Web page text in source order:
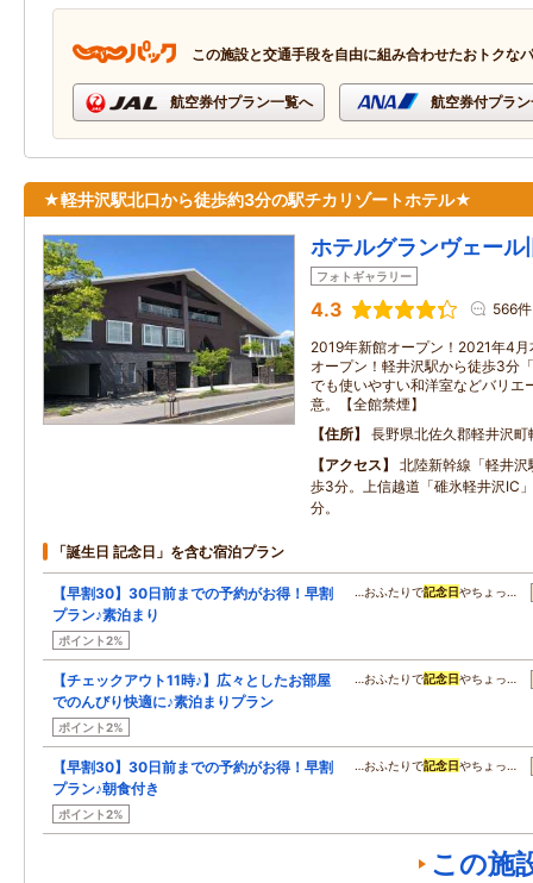
この施設と交通手段を自由に組み合わせたおトクな
航空券付プラン一覧へ 航空券付プラ
★軽井沢駅北口から徒歩約3分の駅チカリゾートホテル★
ホテルグランヴェール
フォトギャラリー
4.3 566件
2019年新館オープン！2021年4
オープン！軽井沢駅から徒歩3分
でも使いやすい和洋室などバリエ
意。【全館禁煙】
住所
長野県北佐久郡軽井沢
アクセス
北陸新幹線「軽井
歩3分。上信越道「碓氷軽井沢IC
分。
「誕生日 記念日」を含む宿泊プラン
【早割30】30日前までの予約がお得！早割
プラン♪素泊まり
ポイント2%
…おふたりで記念日やちょっ…
【チェックアウト11時♪】広々としたお部屋
でのんびり快適に♪素泊まりプラン
ポイント2%
…おふたりで記念日やちょっ…
【早割30】30日前までの予約がお得！早割
プラン♪朝食付き
ポイント2%
…おふたりで記念日やちょっ…
この施